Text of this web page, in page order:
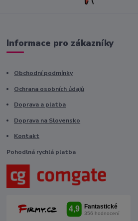
Informace pro zákazníky
Obchodní podmínky
Ochrana osobních údajů
Doprava a platba
Doprava na Slovensko
Kontakt
Pohodlná rychlá platba